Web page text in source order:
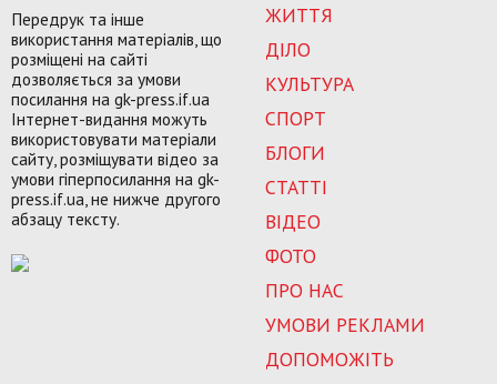
ЖИТТЯ
ДІЛО
КУЛЬТУРА
СПОРТ
БЛОГИ
СТАТТІ
ВІДЕО
ФОТО
ПРО НАС
УМОВИ РЕКЛАМИ
ДОПОМОЖІТЬ
Передрук та інше
використання матеріалів, що
розміщені на сайті
дозволяється за умови
посилання на gk-press.if.ua
Інтернет-видання можуть
використовувати матеріали
сайту, розміщувати відео за
умови гіперпосилання на gk-
press.if.ua, не нижче другого
абзацу тексту.